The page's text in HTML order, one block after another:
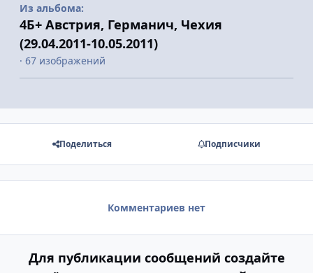
Из альбома:
4Б+ Австрия, Германич, Чехия
(29.04.2011-10.05.2011)
· 67 изображений
Поделиться Подписчики
Комментариев нет
Для публикации сообщений создайте